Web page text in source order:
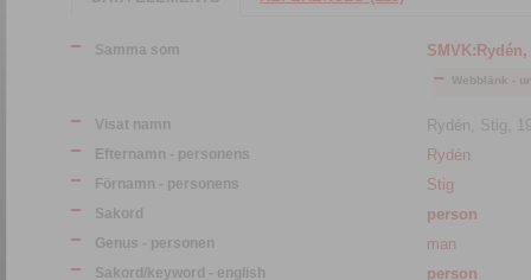
Samma som
Webblänk -
Visat namn Rydén, Stig,
Efternamn - personens Rydén
Förnamn - personens Stig
Sakord person
Genus - personen man
Sakord/keyword - english person